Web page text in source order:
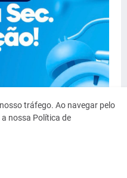
tráfego. Ao navegar pelo
nossa Política de